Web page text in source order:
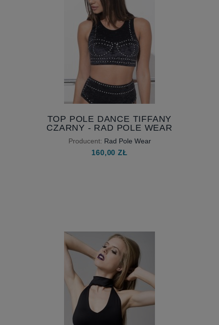
TOP POLE DANCE TIFFANY
CZARNY - RAD POLE WEAR
Producent: Rad Pole Wear
160,00 ZŁ